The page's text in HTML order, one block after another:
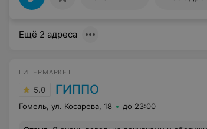
Ещё 2 адреса
ГИПЕРМАРКЕТ
5.0 ГИППО
Гомель, ул. Косарева, 18 до 23:00